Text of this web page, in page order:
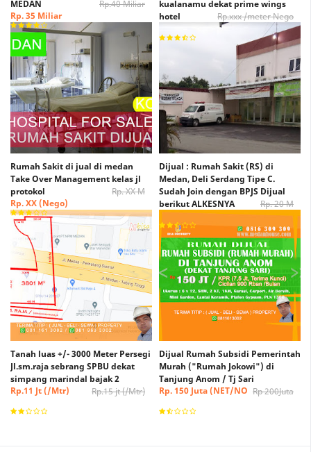
MEDAN
Rp.40 Miliar
Rp. 35 Miliar
kualanamu dekat prime wings
hotel
Rp.xxx /meter Nego
Rp. xxx /Meter Nego
Rumah Sakit di jual di medan
Take Over Management kelas jl
protokol
Rp. XX M
Rp. XX (Nego)
Dijual : Rumah Sakit (RS) di
Medan, Deli Serdang Tipe C.
Sudah Join dengan BPJS Dijual
berikut ALKESNYA
Rp. 20 M
Rp. 15 M (Nego)
Tanah luas +/- 3000 Meter Persegi
Jl.sm.raja sebrang SPBU dekat
simpang marindal bajak 2
Rp.15 jt (/Mtr)
Rp.11 Jt (/Mtr)
Dijual Rumah Subsidi Pemerintah
Murah ("Rumah Jokowi") di
Tanjung Anom / Tj Sari
Rp 200Juta
Rp. 150 Juta (NET/NO